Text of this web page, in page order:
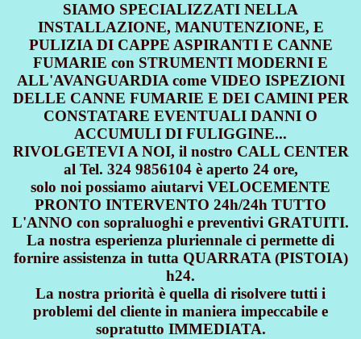
SIAMO SPECIALIZZATI NELLA
INSTALLAZIONE, MANUTENZIONE, E
PULIZIA DI CAPPE ASPIRANTI E CANNE
FUMARIE con STRUMENTI MODERNI E
ALL'AVANGUARDIA come VIDEO ISPEZIONI
DELLE CANNE FUMARIE E DEI CAMINI PER
CONSTATARE EVENTUALI DANNI O
ACCUMULI DI FULIGGINE...
RIVOLGETEVI A NOI, il nostro CALL CENTER
al Tel. 324 9856104 è aperto 24 ore,
solo noi possiamo aiutarvi VELOCEMENTE
PRONTO INTERVENTO 24h/24h TUTTO
L'ANNO con sopraluoghi e preventivi GRATUITI.
La nostra esperienza pluriennale ci permette di
fornire assistenza in tutta QUARRATA (PISTOIA)
h24.
La nostra priorità è quella di risolvere tutti i
problemi del cliente in maniera impeccabile e
sopratutto IMMEDIATA.